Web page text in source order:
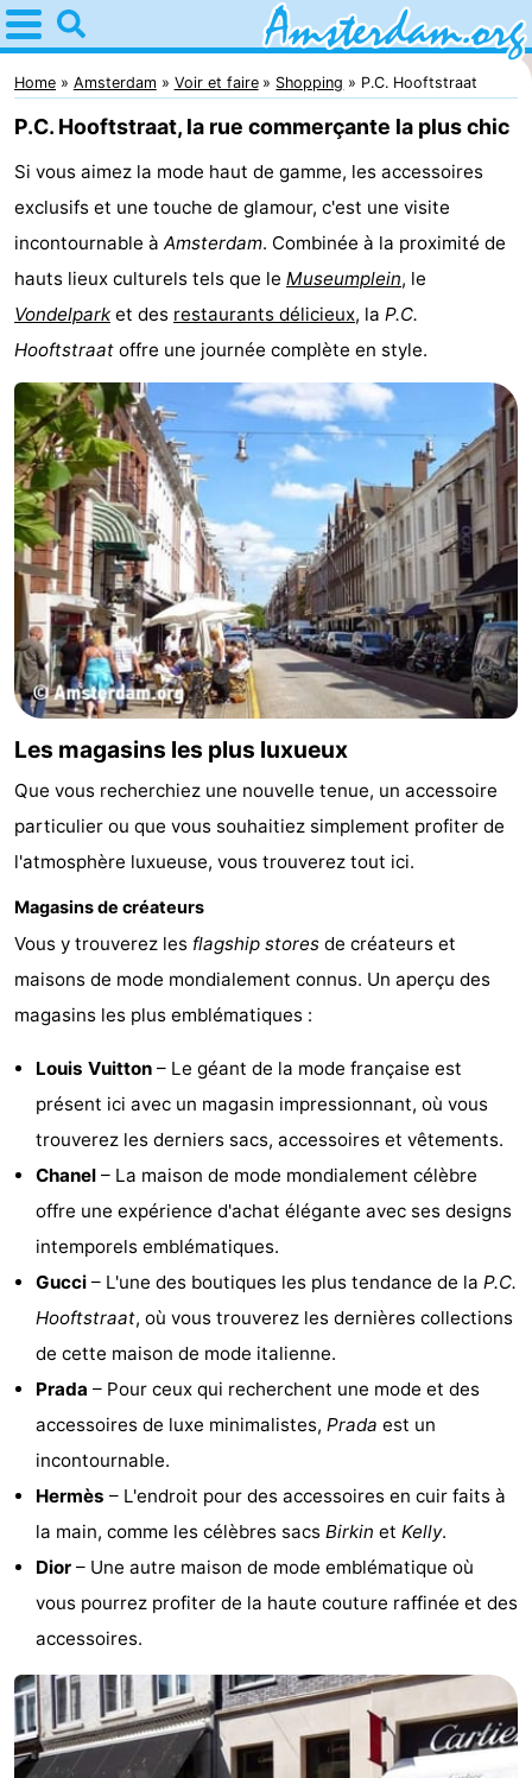
Home
Amsterdam
Itinéraires
Avec
les
enfants
Jeunes
adultes
Gratuitement
Passer
la
nuit
Appartements
Campings
Chambre
d'hôtes
Chaumières
Het
Amsterdamse
-
Spaarnwoude
Hôtels
minutes
Musées
Choses
à
Lieux
Musées
Monuments
Églises
Points
vue
Attractions
Croisières
Experiences
Villages
villes
Visites
guidées
Sports
-
Faire
du
vélo
Randonnée
Divertissement
Vie
Home Amsterdam Voir et faire Shopping P.C. Hooftstraat
P.C. Hooftstraat, la rue commerçante la plus chic
Si vous aimez la mode haut de gamme, les accessoires
exclusifs et une touche de glamour, c'est une visite
incontournable à Amsterdam. Combinée à la proximité de
hauts lieux culturels tels que le Museumplein, le
Vondelpark et des restaurants délicieux, la P.C.
Hooftstraat offre une journée complète en style.
Les magasins les plus luxueux
Que vous recherchiez une nouvelle tenue, un accessoire
particulier ou que vous souhaitiez simplement profiter de
l'atmosphère luxueuse, vous trouverez tout ici.
Magasins de créateurs
Vous y trouverez les flagship stores de créateurs et
maisons de mode mondialement connus. Un aperçu des
magasins les plus emblématiques :
Louis Vuitton – Le géant de la mode française est
présent ici avec un magasin impressionnant, où vous
trouverez les derniers sacs, accessoires et vêtements.
Chanel – La maison de mode mondialement célèbre
offre une expérience d'achat élégante avec ses designs
intemporels emblématiques.
Gucci – L'une des boutiques les plus tendance de la P.C.
Hooftstraat, où vous trouverez les dernières collections
de cette maison de mode italienne.
Prada – Pour ceux qui recherchent une mode et des
accessoires de luxe minimalistes, Prada est un
incontournable.
Hermès – L'endroit pour des accessoires en cuir faits à
la main, comme les célèbres sacs Birkin et Kelly.
Dior – Une autre maison de mode emblématique où
vous pourrez profiter de la haute couture raffinée et des
accessoires.